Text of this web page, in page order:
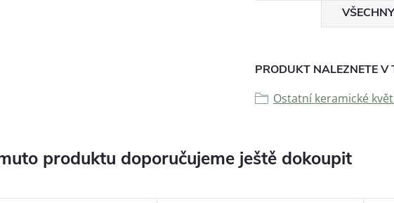
PRODUKT NALEZNETE V
Ostatní keramické
produktu doporučujeme ještě dokoupit